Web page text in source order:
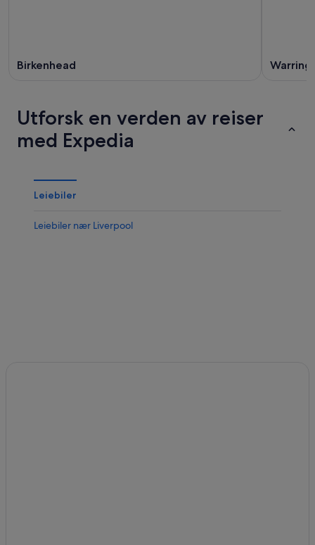
Birkenhead
Utforsk en verden av reiser
med Expedia
Leiebiler
Leiebiler nær Liverpool